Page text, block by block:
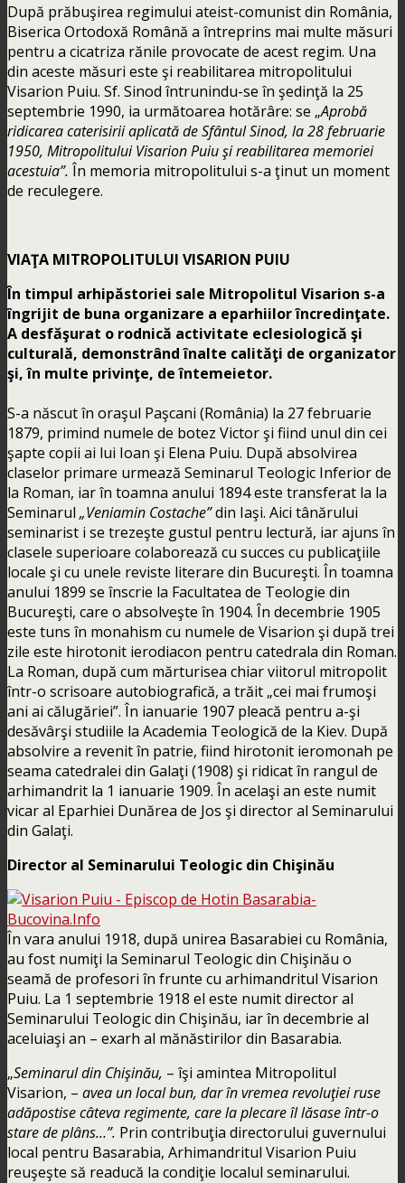
După prăbuşirea regimului ateist-comunist din România,
Biserica Ortodoxă Română a întreprins mai multe măsuri
pentru a cicatriza rănile provocate de acest regim. Una
din aceste măsuri este şi reabilitarea mitropolitului
Visarion Puiu. Sf. Sinod întrunindu-se în şedinţă la 25
septembrie 1990, ia următoarea hotărâre: se „Aprobă
ridicarea caterisirii aplicată de Sfântul Sinod, la 28 februarie
1950, Mitropolitului Visarion Puiu şi reabilitarea memoriei
acestuia”. În memoria mitropolitului s-a ţinut un moment
de reculegere.
VIAŢA MITROPOLITULUI VISARION PUIU
În timpul arhipăstoriei sale Mitropolitul Visarion s-a
îngrijit de buna organizare a eparhiilor încredinţate.
A desfăşurat o rodnică activitate eclesiologică şi
culturală, demonstrând înalte calităţi de organizator
şi, în multe privinţe, de întemeietor.
S-a născut în oraşul Paşcani (România) la 27 februarie
1879, primind numele de botez Victor şi fiind unul din cei
şapte copii ai lui Ioan şi Elena Puiu. După absolvirea
claselor primare urmează Seminarul Teologic Inferior de
la Roman, iar în toamna anului 1894 este transferat la la
Seminarul „Veniamin Costache”din Iaşi. Aici tânărului
seminarist i se trezeşte gustul pentru lectură, iar ajuns în
clasele superioare colaborează cu succes cu publicaţiile
locale şi cu unele reviste literare din Bucureşti. În toamna
anului 1899 se înscrie la Facultatea de Teologie din
Bucureşti, care o absolveşte în 1904. În decembrie 1905
este tuns în monahism cu numele de Visarion şi după trei
zile este hirotonit ierodiacon pentru catedrala din Roman.
La Roman, după cum mărturisea chiar viitorul mitropolit
într-o scrisoare autobiografică, a trăit „cei mai frumoşi
ani ai călugăriei”. În ianuarie 1907 pleacă pentru a-şi
desăvârşi studiile la Academia Teologică de la Kiev. După
absolvire a revenit în patrie, fiind hirotonit ieromonah pe
seama catedralei din Galaţi (1908) şi ridicat în rangul de
arhimandrit la 1 ianuarie 1909. În acelaşi an este numit
vicar al Eparhiei Dunărea de Jos şi director al Seminarului
din Galaţi.
Director al Seminarului Teologic din Chişinău
În vara anului 1918, după unirea Basarabiei cu România,
au fost numiţi la Seminarul Teologic din Chişinău o
seamă de profesori în frunte cu arhimandritul Visarion
Puiu. La 1 septembrie 1918 el este numit director al
Seminarului Teologic din Chişinău, iar în decembrie al
aceluiaşi an – exarh al mănăstirilor din Basarabia.
„Seminarul din Chişinău, – îşi amintea Mitropolitul
Visarion, – avea un local bun, dar în vremea revoluţiei ruse
adăpostise câteva regimente, care la plecare îl lăsase într-o
stare de plâns…”. Prin contribuţia directorului guvernului
local pentru Basarabia, Arhimandritul Visarion Puiu
reuşeşte să readucă la condiţie localul seminarului.